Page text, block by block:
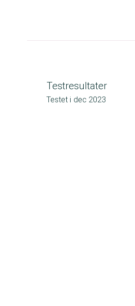
Testresultater
Testet i dec 2023